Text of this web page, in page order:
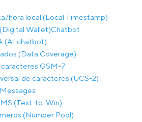
hora local (Local Timestamp)
Wallet)Chatbot
(AI chatbot)
(Data Coverage)
GSM-7
de caracteres (UCS-2)
(Text-to-Win)
(Number Pool)